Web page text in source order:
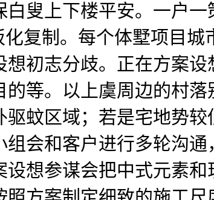
叟上下楼平安。一户
复制。每个体墅项目
初志分歧。正在方案设
等。以上虞周边的村
蚊区域；若是宅地势
会和客户进行多轮沟通
想参谋会把中式元素